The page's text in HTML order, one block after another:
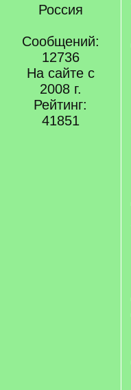
Россия
Сообщений:
12736
На сайте с
2008 г.
Рейтинг:
41851